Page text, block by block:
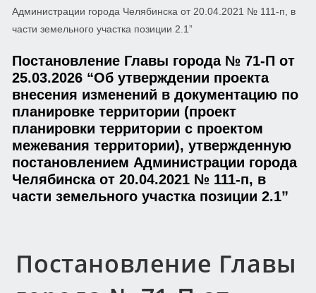
Администрации города Челябинска от 20.04.2021 № 111-п, в
части земельного участка позиции 2.1”
Постановление Главы города № 71-П от
25.03.2026 “Об утверждении проекта
внесения изменений в документацию по
планировке территории (проект
планировки территории с проектом
межевания территории), утвержденную
постановлением Администрации города
Челябинска от 20.04.2021 № 111-п, в
части земельного участка позиции 2.1”
Постановление Главы